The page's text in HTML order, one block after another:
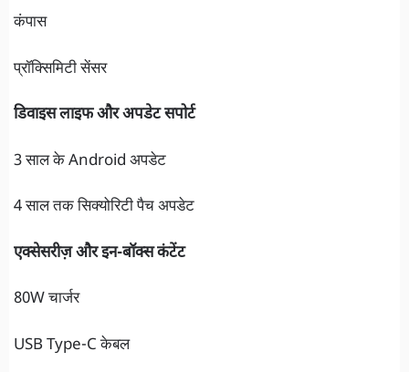
कंपास
प्रॉक्सिमिटी सेंसर
डिवाइस लाइफ और अपडेट सपोर्ट
3 साल के Android अपडेट
4 साल तक सिक्योरिटी पैच अपडेट
एक्सेसरीज़ और इन-बॉक्स कंटेंट
80W चार्जर
USB Type-C केबल